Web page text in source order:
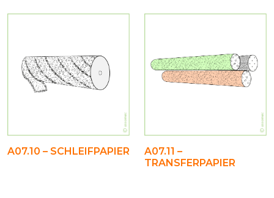
A07.10 – SCHLEIFPAPIER
A07.11 –
TRANSFERPAPIER